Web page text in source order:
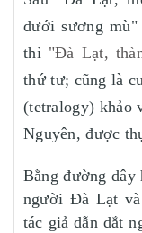
dưới sương
thì "Đà Lạt,
thứ tư; cũng là
(tetralogy) khảo
Nguyên, được
Bằng đường dây
người Đà Lạt
tác giả dẫn dắt